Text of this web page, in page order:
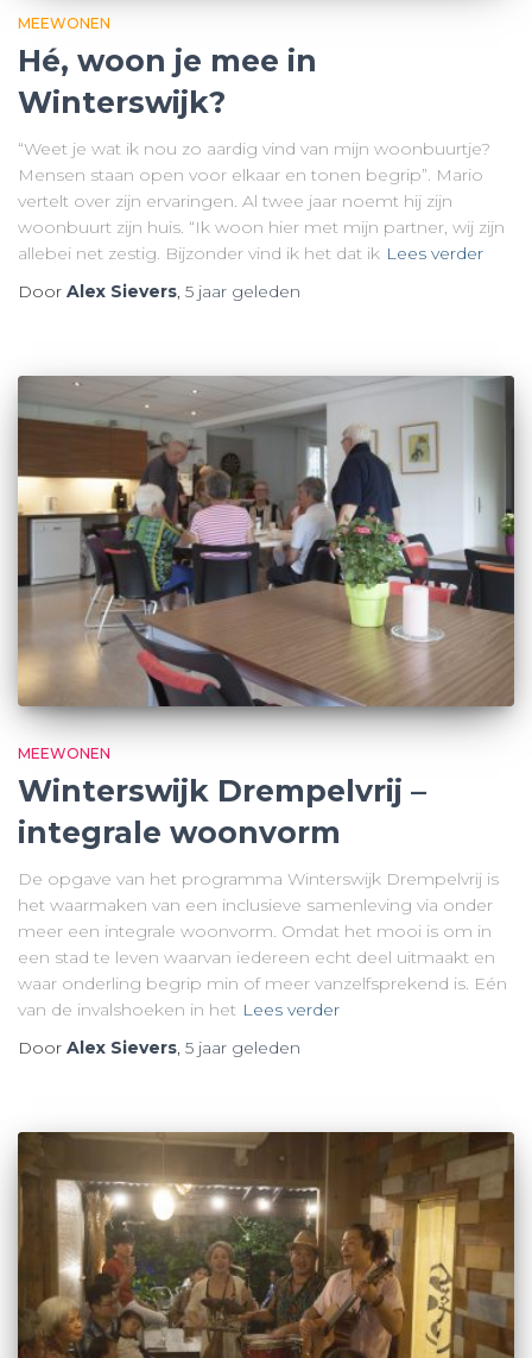
MEEWONEN
Hé, woon je mee in
Winterswijk?
“Weet je wat ik nou zo aardig vind van mijn woonbuurtje?
Mensen staan open voor elkaar en tonen begrip”. Mario
vertelt over zijn ervaringen. Al twee jaar noemt hij zijn
woonbuurt zijn huis. “Ik woon hier met mijn partner, wij zijn
allebei net zestig. Bijzonder vind ik het dat ik Lees verder
Door Alex Sievers, 5 jaar geleden
MEEWONEN
Winterswijk Drempelvrij –
integrale woonvorm
De opgave van het programma Winterswijk Drempelvrij is
het waarmaken van een inclusieve samenleving via onder
meer een integrale woonvorm. Omdat het mooi is om in
een stad te leven waarvan iedereen echt deel uitmaakt en
waar onderling begrip min of meer vanzelfsprekend is. Eén
van de invalshoeken in het Lees verder
Door Alex Sievers, 5 jaar geleden